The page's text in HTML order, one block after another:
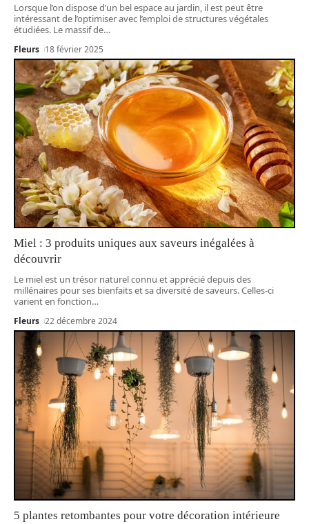
Lorsque l’on dispose d’un bel espace au jardin, il est peut être
intéressant de l’optimiser avec l’emploi de structures végétales
étudiées. Le massif de…
Fleurs 18 février 2025
Miel : 3 produits uniques aux saveurs inégalées à
découvrir
Le miel est un trésor naturel connu et apprécié depuis des
millénaires pour ses bienfaits et sa diversité de saveurs. Celles-ci
varient en fonction…
Fleurs 22 décembre 2024
5 plantes retombantes pour votre décoration intérieure